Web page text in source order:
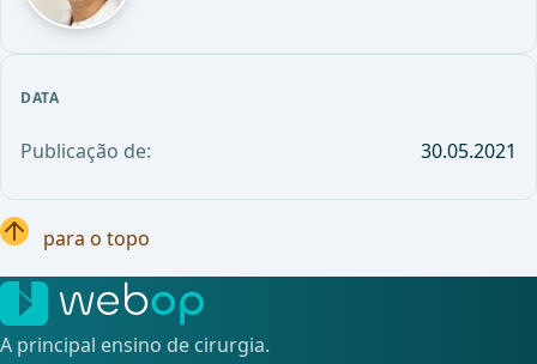
DATA
Publicação de: 30.05.2021
para o topo
A principal ensino de cirurgia.